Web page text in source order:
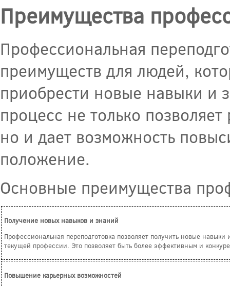
Преимущества
Профессиональная
преимуществ для людей,
приобрести новые навыки и
процесс не только
но и дает возможность
положение.
Основные преимущества
Получение новых навыков и знаний
Профессиональная переподготовка позволяет получить новые
текущей профессии. Это позволяет быть более эффективным и
Повышение карьерных возможностей